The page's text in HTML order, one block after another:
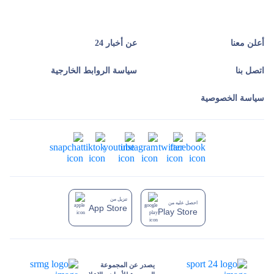
يصدر عن المجموعة
أعلن معنا عن أخبار 24
اتصل بنا سياسة الروابط الخارجية
سياسة الخصوصية
تنزيل من
App Store
احصل عليه من
Play Store